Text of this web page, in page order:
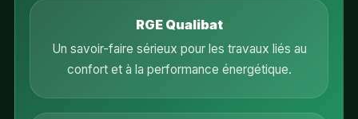
RGE Qualibat
Un savoir-faire sérieux pour les travaux liés au
confort et à la performance énergétique.